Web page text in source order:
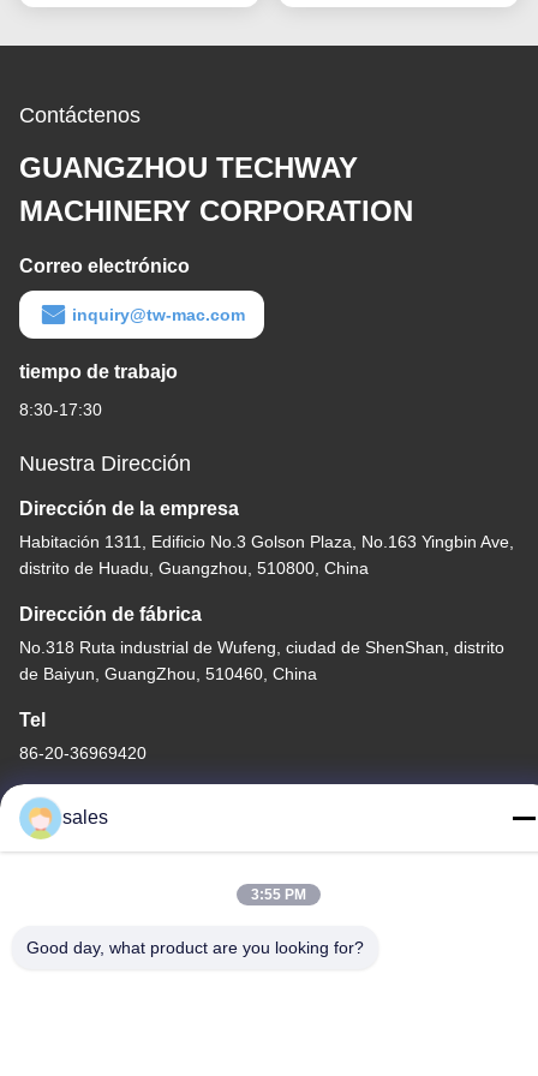
Contáctenos
GUANGZHOU TECHWAY
MACHINERY CORPORATION
Correo electrónico
inquiry@tw-mac.com
tiempo de trabajo
8:30-17:30
Nuestra Dirección
Dirección de la empresa
Habitación 1311, Edificio No.3 Golson Plaza, No.163 Yingbin Ave,
distrito de Huadu, Guangzhou, 510800, China
Dirección de fábrica
No.318 Ruta industrial de Wufeng, ciudad de ShenShan, distrito
de Baiyun, GuangZhou, 510460, China
Tel
86-20-36969420
China buena calidad Elevación del sitio de construcción
MACHINERY CORPORATION . Todos los derechos reservados.
sales
3:55 PM
Good day, what product are you looking for?